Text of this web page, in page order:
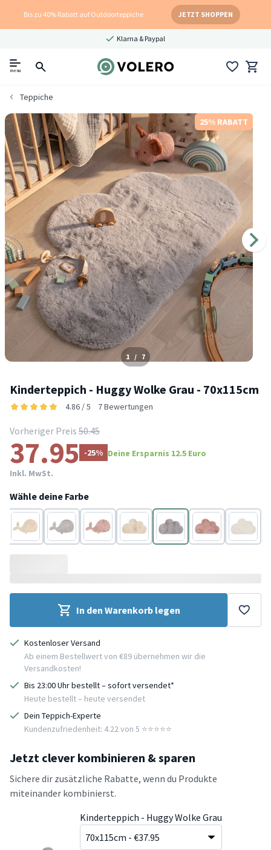
Bis zu 40% Rabatt auf Outdoorteppiche JETZT SHOPPEN
Klarna & Paypal
menu
Teppiche
25% RABATT
1 / 7
Kinderteppich - Huggy Wolke Grau - 70x115cm
4.86 / 5 7 Bewertungen
Vorheriger Preis 50.45
37.95 -25% Deine Ersparnis 12.5 Euro
Inkl. MwSt.
Wähle deine Farbe
Creme Grau Rosa Creme Grau Rosa Weiß
In den Warenkorb legen
Kostenloser Versand
Ab einem Bestellwert von €89 übernehmen wir die
Versandkosten!
Bis 23:00 Uhr bestellt – sofort versendet*
Heute bestellt – heute versendet
Dein Teppich-Experte
Kundenzufriedenheit: 4.22 von 5 ⭐️⭐️⭐️⭐️⭐️
Jetzt clever kombinieren & sparen
Sichere dir zusätzliche Rabatte, wenn du Produkte
miteinander kombinierst.
Kinderteppich - Huggy Wolke Grau